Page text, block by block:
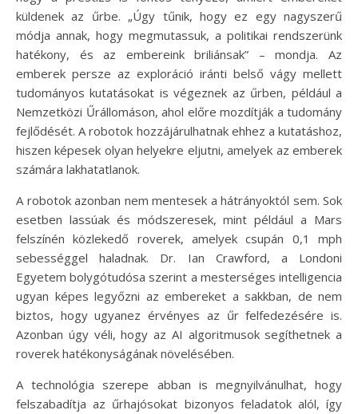
küldenek az űrbe. „Úgy tűnik, hogy ez egy nagyszerű
módja annak, hogy megmutassuk, a politikai rendszerünk
hatékony, és az embereink briliánsak” – mondja. Az
emberek persze az exploráció iránti belső vágy mellett
tudományos kutatásokat is végeznek az űrben, például a
Nemzetközi Űrállomáson, ahol előre mozdítják a tudomány
fejlődését. A robotok hozzájárulhatnak ehhez a kutatáshoz,
hiszen képesek olyan helyekre eljutni, amelyek az emberek
számára lakhatatlanok.
A robotok azonban nem mentesek a hátrányoktól sem. Sok
esetben lassúak és módszeresek, mint például a Mars
felszínén közlekedő roverek, amelyek csupán 0,1 mph
sebességgel haladnak. Dr. Ian Crawford, a Londoni
Egyetem bolygótudósa szerint a mesterséges intelligencia
ugyan képes legyőzni az embereket a sakkban, de nem
biztos, hogy ugyanez érvényes az űr felfedezésére is.
Azonban úgy véli, hogy az AI algoritmusok segíthetnek a
roverek hatékonyságának növelésében.
A technológia szerepe abban is megnyilvánulhat, hogy
felszabadítja az űrhajósokat bizonyos feladatok alól, így